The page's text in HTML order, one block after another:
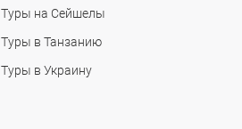
Туры на Сейшелы
Туры в Танзанию
Туры в Украину